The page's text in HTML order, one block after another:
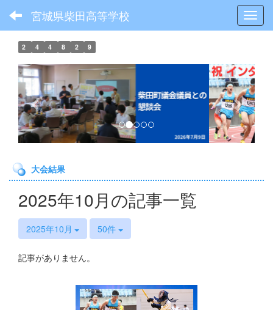
宮城県柴田高等学校
2 4 4 8 2 9
p
r
e
v
i
u
s
n
e
x
t
大会結果
2025年10月の記事一覧
2025年10月 50件
記事がありません。